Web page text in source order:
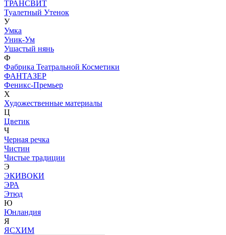
ТРАНСВИТ
Туалетный Утенок
У
Умка
Уник-Ум
Ушастый нянь
Ф
Фабрика Театральной Косметики
ФАНТАЗЕР
Феникс-Премьер
Х
Художественные материалы
Ц
Цветик
Ч
Черная речка
Чистин
Чистые традиции
Э
ЭКИВОКИ
ЭРА
Этюд
Ю
Юнландия
Я
ЯСХИМ